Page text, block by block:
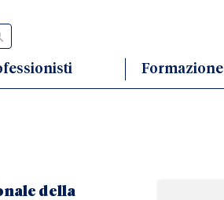
Formazione
della